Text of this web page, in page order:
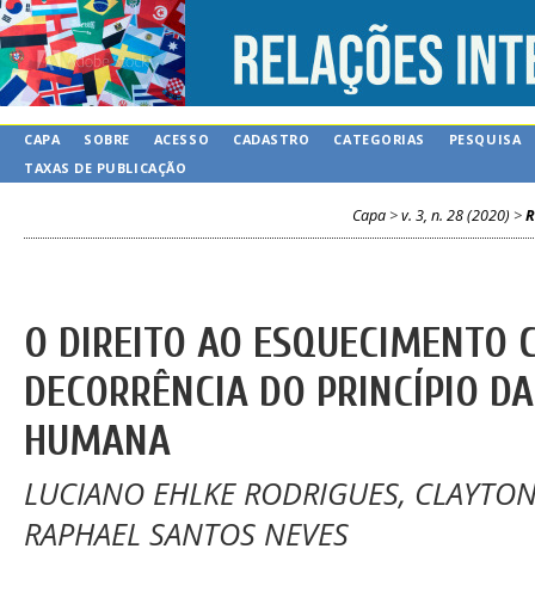
CAPA SOBRE ACESSO CADASTRO CATEGORIAS
PESQUISA
TAXAS DE PUBLICAÇÃO
Capa >v. 3, n. 28 (2020) >
O DIREITO AO ESQUECIMENTO
DECORRÊNCIA DO PRINCÍPIO
HUMANA
LUCIANO EHLKE RODRIGUES,
RAPHAEL SANTOS NEVES